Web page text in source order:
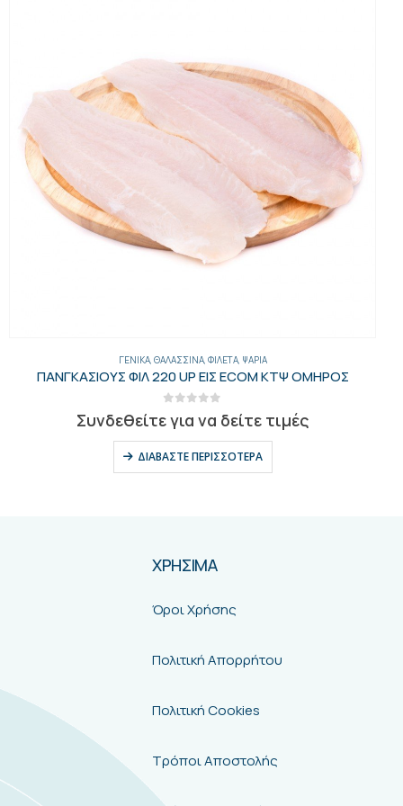
ΓΕΝΙΚΑ,ΘΑΛΑΣΣΙΝΆ,ΚΑΛΑΜΆΡΙΑ
ΚΑΛΑΜΑΡΙ Ν. ΑΦΡΙΚΗΣ XL Θ.Κ ΜΠΛΟΚ 0% ΚΤΨ
Συνδεθείτε για να δείτε τιμές
ΔΙΑΒΆΣΤΕ ΠΕΡΙΣΣΌΤΕΡΑ
ΧΡΗΣΙΜΑ
Όροι Χρήσης
Πολιτική Απορρήτου
Πολιτική Cookies
Τρόποι Αποστολής